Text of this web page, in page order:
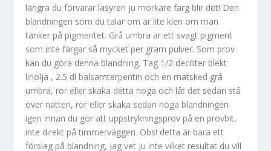
längra du förvarar lasyren ju mörkare färg blir det! Den
blandningen som du talar om är lite klen om man
tänker på pigmentet. Grå umbra är ett svagt pigment
som inte färgar så mycket per gram pulver. Som prov
kan du göra denna blandning. Tag 1/2 deciliter blekt
linolja , 2.5 dl balsamterpentin och en matsked grå
umbra, rör eller skaka detta noga och låt det sedan stå
över natten, rör eller skaka sedan noga blandningen
igen innan du gör att uppstrykningsprov på en provbit,
inte direkt på timmerväggen. Obs! detta är bara ett
förslag på blandning, jag vet ju inte vilket resultat du vill